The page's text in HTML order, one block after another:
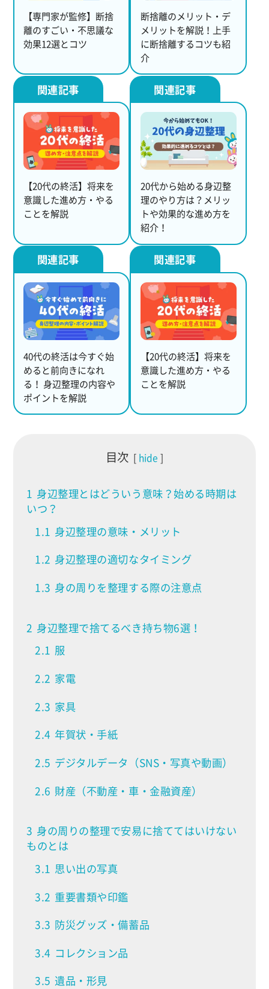
【専門家が監修】断捨
離のすごい・不思議な
効果12選とコツ
断捨離のメリット・デ
メリットを解説！上手
に断捨離するコツも紹
介
【20代の終活】将来を
意識した進め方・やる
ことを解説
20代から始める身辺整
理のやり方は？メリッ
トや効果的な進め方を
紹介！
40代の終活は今すぐ始
めると前向きになれ
る！ 身辺整理の内容や
ポイントを解説
【20代の終活】将来を
意識した進め方・やる
ことを解説
目次 hide
1 身辺整理とはどういう意味？始める時期は
いつ？
1.1 身辺整理の意味・メリット
1.2 身辺整理の適切なタイミング
1.3 身の周りを整理する際の注意点
2 身辺整理で捨てるべき持ち物6選！
2.1 服
2.2 家電
2.3 家具
2.4 年賀状・手紙
2.5 デジタルデータ（SNS・写真や動画）
2.6 財産（不動産・車・金融資産）
3 身の周りの整理で安易に捨ててはいけない
ものとは
3.1 思い出の写真
3.2 重要書類や印鑑
3.3 防災グッズ・備蓄品
3.4 コレクション品
3.5 遺品・形見